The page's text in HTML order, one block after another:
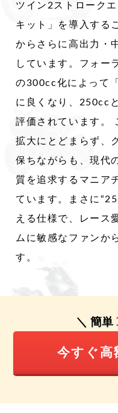
ツイン2ストローク
キット」を導入する
からさらに高出力・
しています。フォー
の300cc化によって
に良くなり、250cc
評価されています。
拡大にとどまらず、
保ちながらも、現代
質を追求するマニア
ています。まさに
える仕様で、レース
ムに敏感なファンか
す。
＼ 簡単
今すぐ高